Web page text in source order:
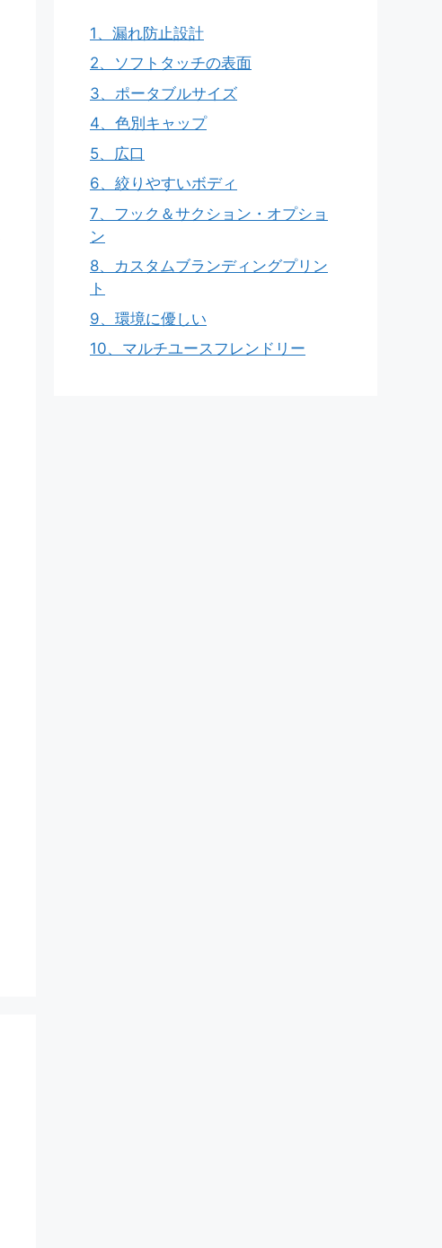
1、漏れ防止設計
2、ソフトタッチの表面
3、ポータブルサイズ
4、色別キャップ
5、広口
6、絞りやすいボディ
7、フック＆サクション・オプショ
ン
8、カスタムブランディングプリン
ト
9、環境に優しい
10、マルチユースフレンドリー